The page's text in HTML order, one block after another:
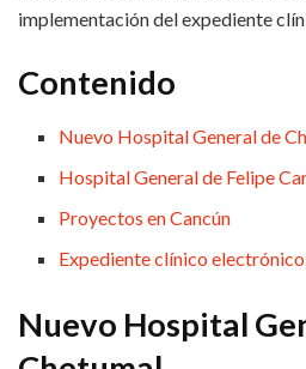
implementación del expediente
Contenido
Nuevo Hospital General de
Hospital General de Felipe
Proyectos en Cancún
Expediente clínico electrónico
Nuevo Hospital